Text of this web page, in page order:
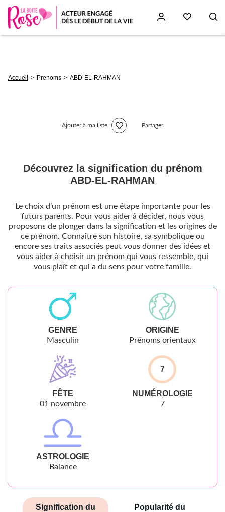
d'Ariane
Accueil Prenoms ABD-EL-RAHMAN
Ajouter à ma liste Partager
Découvrez la signification du prénom
ABD-EL-RAHMAN
Le choix d’un prénom est une étape importante pour les
futurs parents. Pour vous aider à décider, nous vous
proposons de plonger dans la signification et les origines de
ce prénom. Connaître son histoire, sa symbolique ou
encore ses traits associés peut vous donner des idées et
vous aider à choisir un prénom qui vous ressemble, qui
vous plaît et qui a du sens pour votre famille.
GENRE
Masculin
ORIGINE
Prénoms orientaux
FÊTE
01 novembre
7
NUMÉROLOGIE
7
ASTROLOGIE
Balance
Signification du
Popularité du